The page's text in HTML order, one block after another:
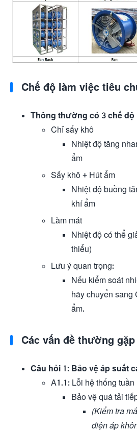
Chế độ làm việc tiêu
Thông thường có 3 chế độ
Chỉ sấy khô
Nhiệt độ tăng
ẩm
Sấy khô + Hút ẩm
Nhiệt độ buồng
khí ẩm
Làm mát
Nhiệt độ có thể
thiểu)
Lưu ý quan trọng:
Nếu kiểm soát
hãy chuyển sang
ẩm.
Các vấn đề thường
Câu hỏi 1: Bảo vệ áp suất
A1.1: Lỗi hệ thống
Bảo vệ quá tải
(Kiểm tra
điện áp